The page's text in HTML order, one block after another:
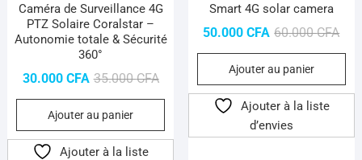
Caméra de Surveillance 4G
PTZ Solaire Coralstar –
Autonomie totale & Sécurité
360°
35.000CFALe
prix
était :
30.000 CFA
Le
prix
est :
Ajouter au panier
Ajouter à la liste
Smart 4G solar camera
60.000CFALe
prix
50.000CFA
Le
prix
est :
Ajouter au panier
Ajouter à la liste
d’envies